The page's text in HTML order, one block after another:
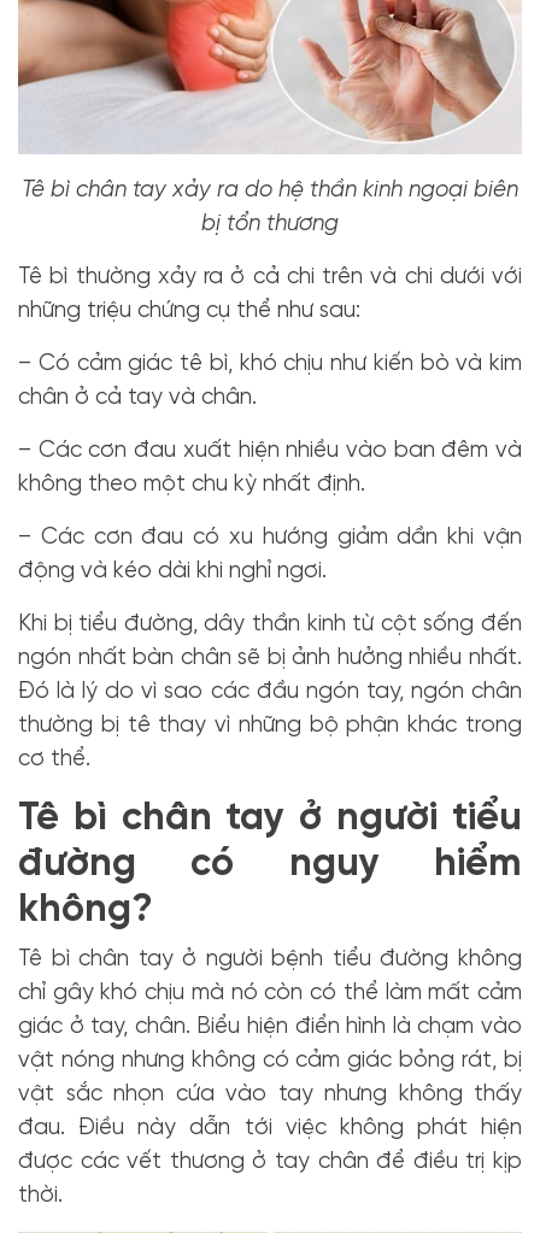
Tê bì chân tay xảy ra do hệ thần kinh ngoại biên
bị tổn thương
Tê bì thường xảy ra ở cả chi trên và chi dưới với
những triệu chứng cụ thể như sau:
– Có cảm giác tê bì, khó chịu như kiến bò và kim
chân ở cả tay và chân.
– Các cơn đau xuất hiện nhiều vào ban đêm và
không theo một chu kỳ nhất định.
– Các cơn đau có xu hướng giảm dần khi vận
động và kéo dài khi nghỉ ngơi.
Khi bị tiểu đường, dây thần kinh từ cột sống đến
ngón nhất bàn chân sẽ bị ảnh hưởng nhiều nhất.
Đó là lý do vì sao các đầu ngón tay, ngón chân
thường bị tê thay vì những bộ phận khác trong
cơ thể.
Tê bì chân tay ở người tiểu
đường có nguy hiểm
không?
Tê bì chân tay ở người bệnh tiểu đường không
chỉ gây khó chịu mà nó còn có thể làm mất cảm
giác ở tay, chân. Biểu hiện điển hình là chạm vào
vật nóng nhưng không có cảm giác bỏng rát, bị
vật sắc nhọn cứa vào tay nhưng không thấy
đau. Điều này dẫn tới việc không phát hiện
được các vết thương ở tay chân để điều trị kịp
thời.